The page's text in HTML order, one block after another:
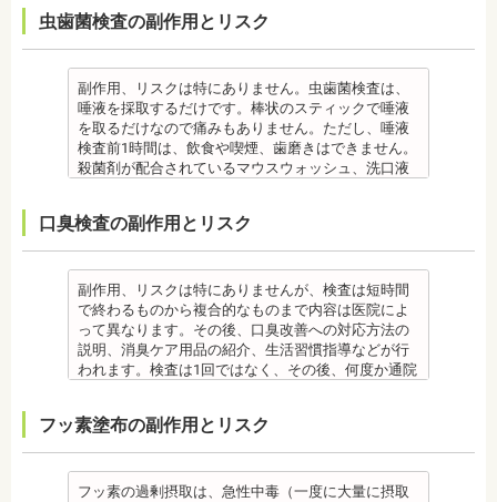
了まで治療できません。）
・虫歯や歯周炎が発生すると一旦、装置を取り外し
て歯科医院で治療をする場合もあります。
・患者様が、取り外しできる矯正装置や補助装置の
装着時間を守っていなかったり、定期的な来院がで
きなかったりした場合は、治療期間が延びる可能性
があります。
・特殊な噛み合わせ、骨の硬さ、歯のかたちの場合
癖が改善されない場合は、治療期間が延びることが
療」を終えて歯並びが改善されても、まだ歯が元の
位置に戻ろうとする傾向があるため、一定期間動か
した歯を正しい位置にとどめておく保定が必要で
す。歯の位置が安定するまでの保定期間には個人差
があるので、治療後も歯科医師の指示を守ってくだ
さい。
先生
日本大学歯学部口腔外科第２講座大学院卒業
を受診してください。
・個人差があり、かなりのストレスを受ける患者さ
んもいます。
・矯正中は、器具を装着するため、食べかすが詰ま
りやすく虫歯、歯周病を招きやすくなります。（矯
正器具をつけている箇所の虫歯治療は、基本的に矯
正終了まで治療できません。）
・虫歯や歯周炎が発生すると一旦、装置を取り外し
装着時間を守っていなかったり、定期的な来院がで
きなかった場合は、治療期間が延びる場合がありま
す。
・特殊な噛み合わせ、骨の硬さ、歯のかたちの場合
は、治療期間が長くなる場合があります。
・舌で歯を押す癖や、歯並びに悪影響をあたえる癖
が改善されない方は、治療期間が延びる場合があり
ます。
位置に戻ろうとする傾向があるため、一定期間動か
療後も歯科医師の指示を守ってください。
・歯や骨の状態、歯の動きを妨げる癖があった場
合、虫歯や歯周病の発生など、治療計画よりも治療
期間が長くなる場合があります。
・矯正治療では、歯肉が下がる場合（歯肉退縮）が
あります。特に切歯（せっし：上下前歯各4本）、歯
の凸凹が大きい患者様の場合、発症する事がありま
す。
・個人差により治療期間が数年かかることがありま
す。
なることもあります。
・装置が壊れることがあります。その際は歯科医院
を受診してください。
・個人差があり、かなりのストレスを受ける患者様
もいます。
・矯正中は、器具を装着するため、食べかすが詰ま
りやすく虫歯、歯周病を招きやすくなります。（矯
正器具をつけている箇所の虫歯治療は、基本的に矯
て歯科医院で治療をする場合もあります。
・患者様が、取り外しできる矯正装置や補助装置の
装着時間を守っていなかったり、定期的な来院がで
きなかった場合は、治療期間が延びる場合がありま
きません。
単に取り除くことができますが、沈着したまま時間
が経過すると歯石になって歯周病を進行させてしま
います。歯科での歯石除去は、専門の機器を使用
し、歯石を取り除くことができます。
歯石を取り除けば、歯周病の治療となり歯のぐらつ
き、歯茎の出血、口臭などが改善できます。
【プロフィール】
勤務
きれない場合があります。
また、エアフローは外来性の着色は落としますが、
本来の歯の色自体は白くできません。歯自体を白く
したい場合にはホワイトニングが有効です。 着色汚
れはエアフロー後に再付着することもあります。継
続的効果を得るには、定期的な施術が必要です。
エアフローは、着色を落とす審美目的として行われ
るため、健康保険の適用外となり自由診療となりま
フローを受けられない人もいます。
ウダー粒子をジェット噴射で歯に吹き付け、歯にこ
びりついた汚れを落とすことができます。
歯科で主に歯の着色やタバコのヤニ除去の用途とし
て使われていますが、歯周ポケット内の歯周病の細
菌除去にも効果があります。
監修医情報 菊地由利佳先生
日本歯科大学新潟生命歯学部卒業
虫歯菌検査の副作用とリスク
副作用、リスクは特にありません。虫歯菌検査は、
唾液を採取するだけです。棒状のスティックで唾液
を取るだけなので痛みもありません。ただし、唾液
検査前1時間は、飲食や喫煙、歯磨きはできません。
殺菌剤が配合されているマウスウォッシュ、洗口液
また検査1ヶ月以内に抗生物質を使用している場合も
正確な結果が出ないことがあるので時期を延ばす場
合もあります。健康保険の適用外となり自由診療と
なります。
備考
ご自身の唾液の量、性質、虫歯の原因菌の量を知
り、虫歯予防とセルフケア強化を目的とした検査で
す。
・酸性度（酸性になる程歯が溶けやすい）
同時に確認します。
口臭検査の副作用とリスク
副作用、リスクは特にありませんが、検査は短時間
で終わるものから複合的なものまで内容は医院によ
って異なります。その後、口臭改善への対応方法の
説明、消臭ケア用品の紹介、生活習慣指導などが行
われます。検査は1回ではなく、その後、何度か通院
備考
口臭は、体調や病気と関わりがあることも多く、口
臭で悩んでいる場合はその関連性も合わせて検査が
必要です。また、よく食べる食べ物、ブラッシング
フッ素塗布の副作用とリスク
フッ素の過剰摂取は、急性中毒（一度に大量に摂取